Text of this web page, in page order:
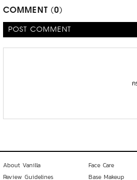
COMMENT (0)
POST COMMENT
About Vanilla
Review Guidelines
Face Care
Base Makeup